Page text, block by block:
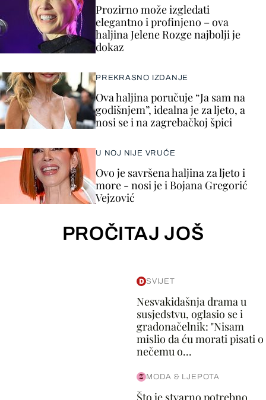
Prozirno može izgledati
elegantno i profinjeno – ova
haljina Jelene Rozge najbolji je
dokaz
PREKRASNO IZDANJE
Ova haljina poručuje “Ja sam na
godišnjem”, idealna je za ljeto, a
nosi se i na zagrebačkoj špici
U NOJ NIJE VRUĆE
Ovo je savršena haljina za ljeto i
more - nosi je i Bojana Gregorić
Vejzović
PROČITAJ JOŠ
SVIJET
Nesvakidašnja drama u
susjedstvu, oglasio se i
gradonačelnik: "Nisam
mislio da ću morati pisati o
nečemu o...
MODA & LJEPOTA
Što je stvarno potrebno